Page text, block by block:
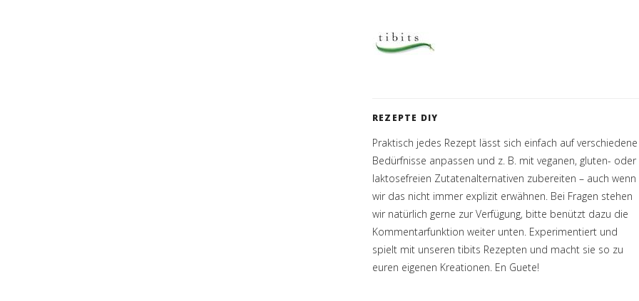
REZEPTE DIY
Praktisch jedes Rezept lässt sich einfach auf verschiedene
Bedürfnisse anpassen und z. B. mit veganen, gluten- oder
laktosefreien Zutatenalternativen zubereiten – auch wenn
wir das nicht immer explizit erwähnen. Bei Fragen stehen
wir natürlich gerne zur Verfügung, bitte benützt dazu die
Kommentarfunktion weiter unten. Experimentiert und
spielt mit unseren tibits Rezepten und macht sie so zu
euren eigenen Kreationen. En Guete!